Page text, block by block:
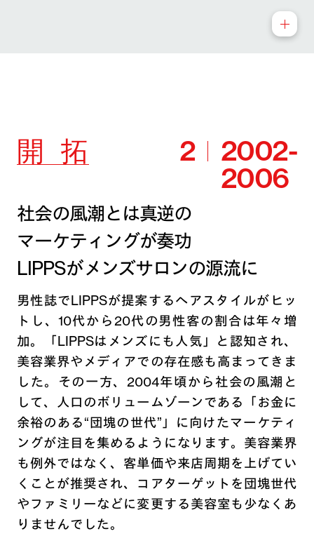
開 拓 2 2002-
2006
社会の風潮とは真逆の
マーケティングが奏功
LIPPSがメンズサロンの源流に
男性誌でLIPPSが提案するヘアスタイルがヒッ
トし、10代から20代の男性客の割合は年々増
加。「LIPPSはメンズにも人気」と認知され、
美容業界やメディアでの存在感も高まってきま
した。その一方、2004年頃から社会の風潮と
して、人口のボリュームゾーンである「お金に
余裕のある“団塊の世代”」に向けたマーケティ
ングが注目を集めるようになります。美容業界
も例外ではなく、客単価や来店周期を上げてい
くことが推奨され、コアターゲットを団塊世代
やファミリーなどに変更する美容室も少なくあ
りませんでした。